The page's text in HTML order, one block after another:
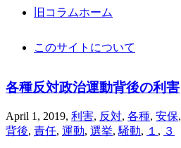
旧コラムホーム
このサイトについて
各種反対政治運動背後の利害
April 1, 2019, 利害, 反対, 各種, 安保,
背後, 責任, 運動, 選挙,騒動, １ , ３